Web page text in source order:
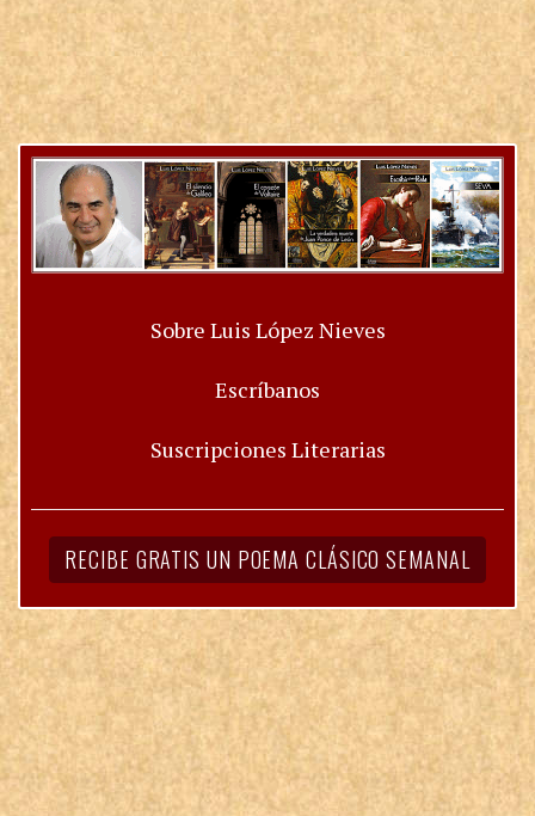
Sobre Luis López Nieves
Escríbanos
Suscripciones Literarias
RECIBE GRATIS UN POEMA CLÁSICO SEMANAL